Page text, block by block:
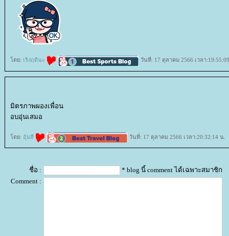
ดย: เริงฤดีนะ วันที่: 17 ตุลาคม 2566 เวลา
มิตรภาพผองเพื่อน
อบอุ่นเสมอ
ดย: อุ้มสี วันที่: 17 ตุลาคม 2566 เวลา:20:32:14 น.
ชื่อ :
* blog นี้ comment ได้เฉพาะสมาชิก
Comment :